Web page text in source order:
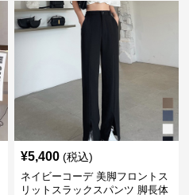
¥5,400 (税込)
ネイビーコーデ 美脚フロントス
リットスラックスパンツ 脚長体